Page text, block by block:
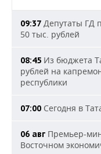
09:37 Депутаты ГД
50 тыс. рублей
08:45 Из бюджета
рублей на
республики
07:00 Сегодня в
06 авг Премьер-
Восточном